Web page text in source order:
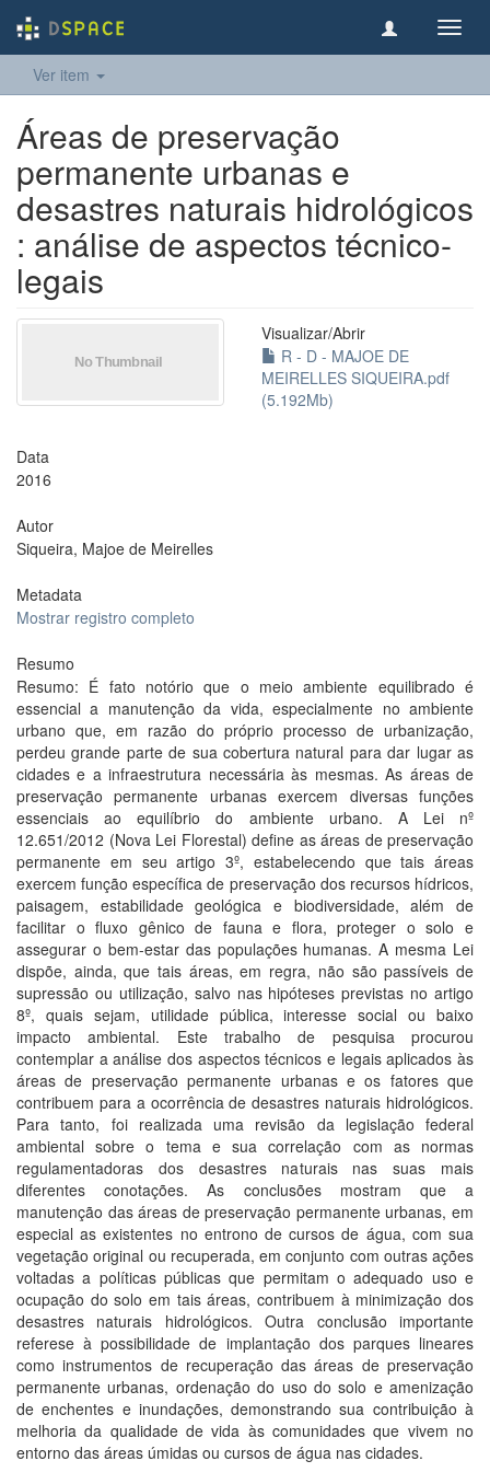
Ver item
Áreas de preservação
permanente urbanas e
desastres naturais hidrológicos
: análise de aspectos técnico-
legais
Visualizar/Abrir
R - D - MAJOE DE
MEIRELLES SIQUEIRA.pdf
(5.192Mb)
Data
2016
Autor
Siqueira, Majoe de Meirelles
Metadata
Mostrar registro completo
Resumo
Resumo: É fato notório que o meio ambiente equilibrado é
essencial a manutenção da vida, especialmente no ambiente
urbano que, em razão do próprio processo de urbanização,
perdeu grande parte de sua cobertura natural para dar lugar as
cidades e a infraestrutura necessária às mesmas. As áreas de
preservação permanente urbanas exercem diversas funções
essenciais ao equilíbrio do ambiente urbano. A Lei nº
12.651/2012 (Nova Lei Florestal) define as áreas de preservação
permanente em seu artigo 3º, estabelecendo que tais áreas
exercem função específica de preservação dos recursos hídricos,
paisagem, estabilidade geológica e biodiversidade, além de
facilitar o fluxo gênico de fauna e flora, proteger o solo e
assegurar o bem-estar das populações humanas. A mesma Lei
dispõe, ainda, que tais áreas, em regra, não são passíveis de
supressão ou utilização, salvo nas hipóteses previstas no artigo
8º, quais sejam, utilidade pública, interesse social ou baixo
impacto ambiental. Este trabalho de pesquisa procurou
contemplar a análise dos aspectos técnicos e legais aplicados às
áreas de preservação permanente urbanas e os fatores que
contribuem para a ocorrência de desastres naturais hidrológicos.
Para tanto, foi realizada uma revisão da legislação federal
ambiental sobre o tema e sua correlação com as normas
regulamentadoras dos desastres naturais nas suas mais
diferentes conotações. As conclusões mostram que a
manutenção das áreas de preservação permanente urbanas, em
especial as existentes no entrono de cursos de água, com sua
vegetação original ou recuperada, em conjunto com outras ações
voltadas a políticas públicas que permitam o adequado uso e
ocupação do solo em tais áreas, contribuem à minimização dos
desastres naturais hidrológicos. Outra conclusão importante
referese à possibilidade de implantação dos parques lineares
como instrumentos de recuperação das áreas de preservação
permanente urbanas, ordenação do uso do solo e amenização
de enchentes e inundações, demonstrando sua contribuição à
melhoria da qualidade de vida às comunidades que vivem no
entorno das áreas úmidas ou cursos de água nas cidades.